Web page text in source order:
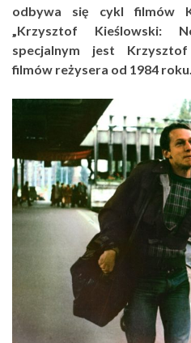
odbywa się cykl filmów
„Krzysztof Kieślowski:
specjalnym jest Krzysztof
filmów reżysera od 1984 roku.